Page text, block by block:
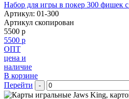
Набор для игры в покер 300 фишек
Артикул: 01-300
Артикул скопирован
5500 р
5500 р
ОПТ
цена и
наличие
В корзине
Перейти
-